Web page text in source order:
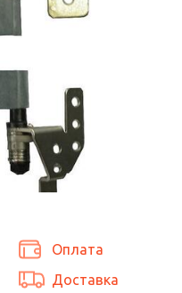
Оплата
Доставка